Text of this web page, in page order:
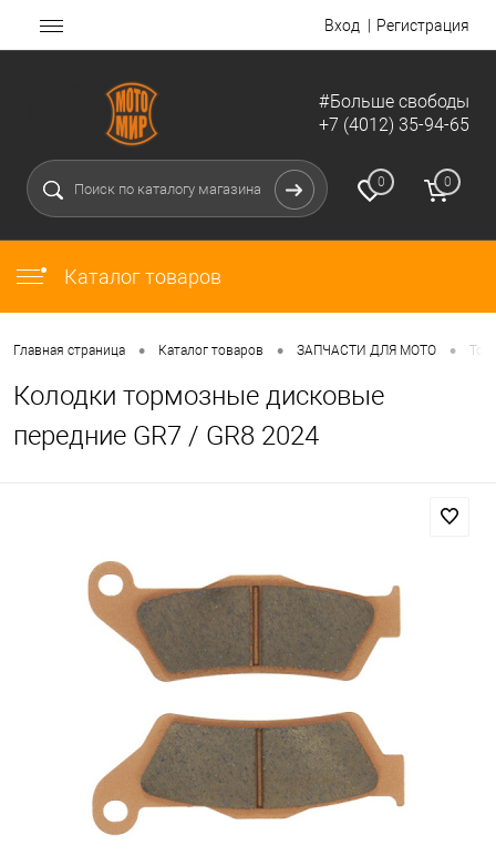
Вход Регистрация
#Больше свободы
+7 (4012) 35-94-65
0 0
Каталог товаров
Главная страница • Каталог товаров • ЗАПЧАСТИ ДЛЯ МОТО •
Колодки тормозные дисковые
передние GR7 / GR8 2024